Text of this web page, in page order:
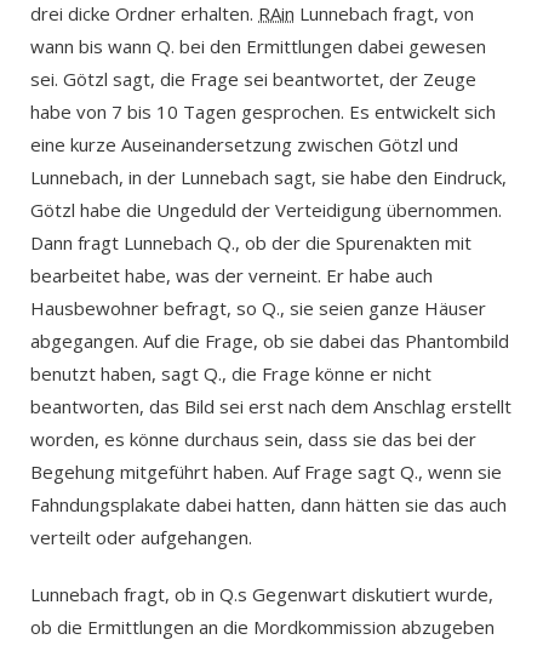
drei dicke Ordner erhalten. RAin Lunnebach fragt, von
wann bis wann Q. bei den Ermittlungen dabei gewesen
sei. Götzl sagt, die Frage sei beantwortet, der Zeuge
habe von 7 bis 10 Tagen gesprochen. Es entwickelt sich
eine kurze Auseinandersetzung zwischen Götzl und
Lunnebach, in der Lunnebach sagt, sie habe den Eindruck,
Götzl habe die Ungeduld der Verteidigung übernommen.
Dann fragt Lunnebach Q., ob der die Spurenakten mit
bearbeitet habe, was der verneint. Er habe auch
Hausbewohner befragt, so Q., sie seien ganze Häuser
abgegangen. Auf die Frage, ob sie dabei das Phantombild
benutzt haben, sagt Q., die Frage könne er nicht
beantworten, das Bild sei erst nach dem Anschlag erstellt
worden, es könne durchaus sein, dass sie das bei der
Begehung mitgeführt haben. Auf Frage sagt Q., wenn sie
Fahndungsplakate dabei hatten, dann hätten sie das auch
verteilt oder aufgehangen.
Lunnebach fragt, ob in Q.s Gegenwart diskutiert wurde,
ob die Ermittlungen an die Mordkommission abzugeben